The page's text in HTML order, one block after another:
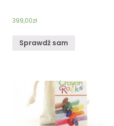
399,00zł
Sprawdź sam